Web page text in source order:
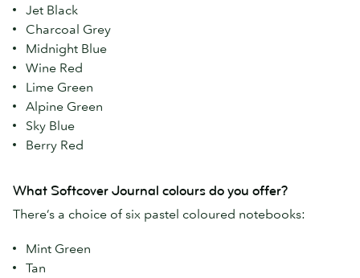
Jet Black
Charcoal Grey
Midnight Blue
Wine Red
Lime Green
Alpine Green
Sky Blue
Berry Red
What Softcover Journal colours do you offer?
There’s a choice of six pastel coloured notebooks:
Mint Green
Tan